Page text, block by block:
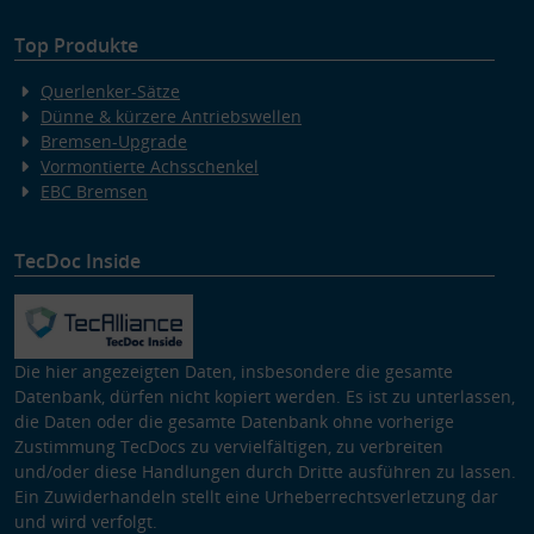
Top Produkte
Querlenker-Sätze
Dünne & kürzere Antriebswellen
Bremsen-Upgrade
Vormontierte Achsschenkel
EBC Bremsen
TecDoc Inside
Die hier angezeigten Daten, insbesondere die gesamte
Datenbank, dürfen nicht kopiert werden. Es ist zu unterlassen,
die Daten oder die gesamte Datenbank ohne vorherige
Zustimmung TecDocs zu vervielfältigen, zu verbreiten
und/oder diese Handlungen durch Dritte ausführen zu lassen.
Ein Zuwiderhandeln stellt eine Urheberrechtsverletzung dar
und wird verfolgt.